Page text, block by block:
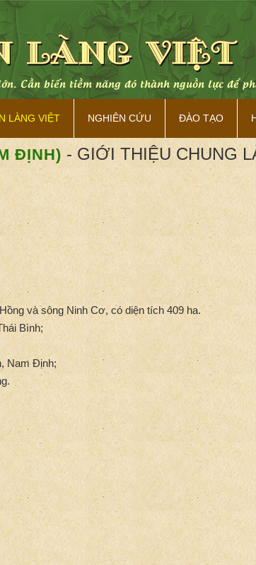
Cần biến tiềm năng đó thành nguồn lực để
LÀNG VIỆT NGHIÊN CỨU ĐÀO TẠO
ĐỊNH)- GIỚI THIỆU CHUNG
và sông Ninh Cơ, có diện tích 409 ha.
Bình;
Nam Định;